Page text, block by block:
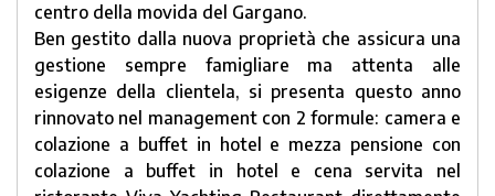
centro della movida del Gargano.
Ben gestito dalla nuova proprietà che assicura una
gestione sempre famigliare ma attenta alle
esigenze della clientela, si presenta questo anno
rinnovato nel management con 2 formule: camera e
colazione a buffet in hotel e mezza pensione con
colazione a buffet in hotel e cena servita nel